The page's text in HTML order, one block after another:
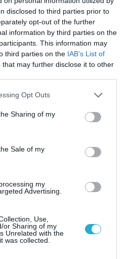
disclosed to third parties prior to
opt-out of the further
information by third parties on the
This information may
third parties on the IAB’s List of
that may further disclose it to other
app uses one or more Google
behaviour. You may click to
and its third-party tags to
purposes in below Google
Opt Outs
Sharing of my
Sale of my
my
Advertising.
Use,
or Sharing of my
Unrelated with the
was collected.
στις χώρες του Κόλπου:
αλλιώς θα σας
πεζοδρόμια» στην
παράνομα
χώρους